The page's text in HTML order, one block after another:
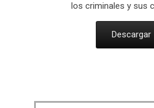
los criminales y sus
Descargar